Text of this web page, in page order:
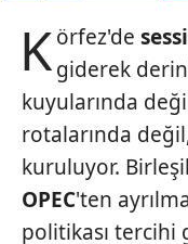
Körfez'de
giderek
kuyularında
rotalarında
kuruluyor.
OPEC'ten
politikası tercihi